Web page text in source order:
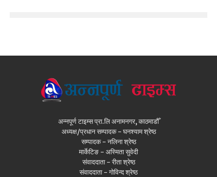
अन्नपूर्ण टाइम्स प्रा.लि अनामनगर, काठमाडौँ
अध्यक्ष/प्रधान सम्पादक - घनश्याम श्रेष्ठ
सम्पादक - नलिना श्रेष्ठ
मार्केटिङ - अस्मिता सुवेदी
संवाददाता - रीता श्रेष्ठ
संवाददाता - गोविन्द श्रेष्ठ